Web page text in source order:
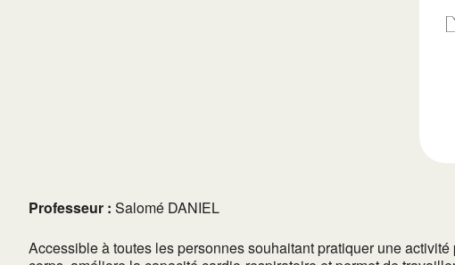
Professeur : Salomé DANIEL
Accessible à toutes les personnes souhaitant pratiquer une